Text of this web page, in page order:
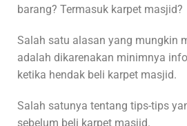
barang? Termasuk karpet masjid?
Salah satu alasan yang mungkin
adalah dikarenakan minimnya
ketika hendak beli karpet masjid.
Salah satunya tentang tips-tips
sebelum beli karpet masjid.